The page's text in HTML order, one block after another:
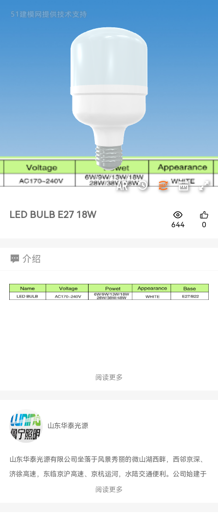
1688
LED BULB E27 18W
644 0
介绍
阅读更多
山东华泰光源
山东华泰光源有限公司坐落于风景秀丽的微山湖西畔，西邻京深、
济徐高速，东临京沪高速、京杭运河，水陆交通便利。公司始建于
2003年，占地面积50000平方米，固定资产1.6亿元，是集科研、
阅读更多